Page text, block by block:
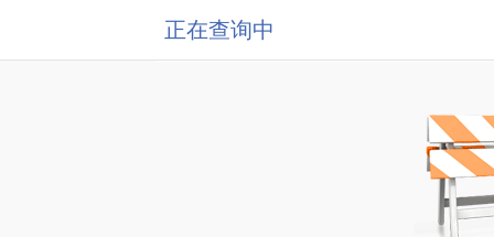
正在查询中